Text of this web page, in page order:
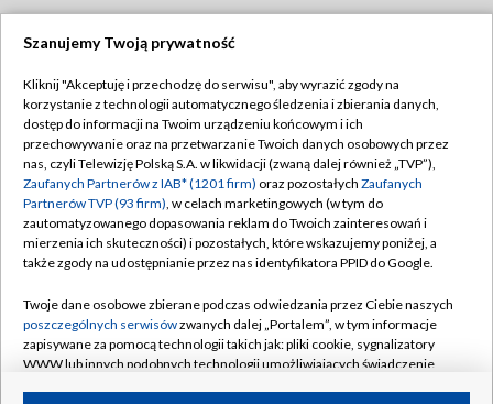
TVP
Abonament TVP
Emisja w TVP
Centrum informacji TVP
Naziemna Telewizja Cyfrowa
Rada Programowa
System NOS
Informacje o nadawcy
Regulamin TVP
Polityka prywatności
Moje zgody
Pomoc
Kontakt
Kanały
Szanujemy Twoją prywatność
Kliknij "Akceptuję i przechodzę do serwisu", aby wyrazić zgody na
korzystanie z technologii automatycznego śledzenia i zbierania danych,
dostęp do informacji na Twoim urządzeniu końcowym i ich
przechowywanie oraz na przetwarzanie Twoich danych osobowych przez
nas, czyli Telewizję Polską S.A. w likwidacji (zwaną dalej również „TVP”),
Zaufanych Partnerów z IAB* (1201 firm) oraz pozostałych Zaufanych
Partnerów TVP (93 firm), w celach marketingowych (w tym do
zautomatyzowanego dopasowania reklam do Twoich zainteresowań i
mierzenia ich skuteczności) i pozostałych, które wskazujemy poniżej, a
także zgody na udostępnianie przez nas identyfikatora PPID do Google.
Twoje dane osobowe zbierane podczas odwiedzania przez Ciebie naszych
poszczególnych serwisówzwanych dalej „Portalem”, w tym informacje
zapisywane za pomocą technologii takich jak: pliki cookie, sygnalizatory
WWW lub innych podobnych technologii umożliwiających świadczenie